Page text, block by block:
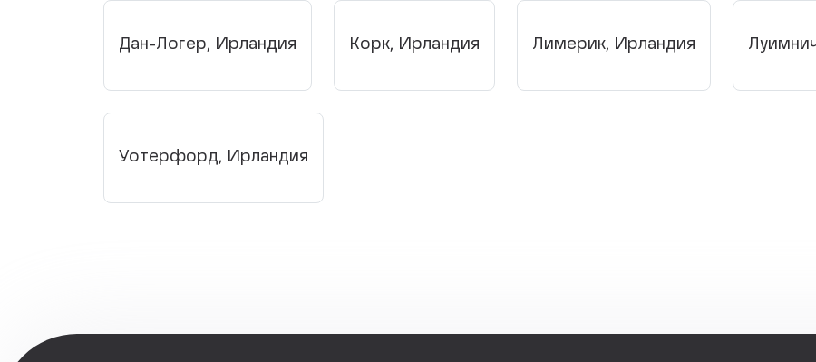
Дан-Логер, Ирландия Корк, Ирландия Лимерик, Ирландия
Уотерфорд, Ирландия